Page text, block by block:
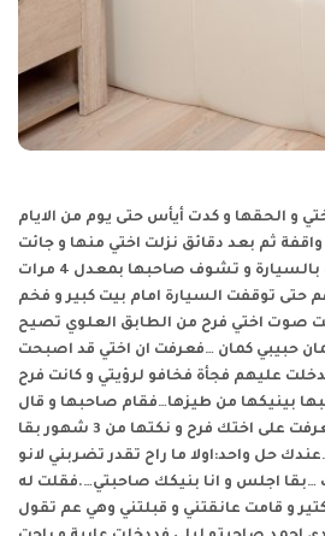
و الحقها و كدت أيأس حتى يوم من الايام
ثم بعد دقائق نزلت اختي منها و جائت
المنزل و صارت تروح تركب بالسيارة و تشوف صاحبها بمعدل 4 مرات
حتى توقفت السيارة امام بيت كبير و فخم
صوت اختي فرح من الطابق العلوي تصيح
حبيبي كمان …فعرفت ان اختي قد اصبحت
عليهم فجأة فخافو لرؤيتي و كانت فرح
بينيكها من طيزها…فقام صاحبها و قال
:مرحبا انا اسمي احمد و اتعرفت على اختك فرح و نكتها من 3 شهور بقا
حل واحد:اولا ما راح تقدر تضربني لانو
…بقا اجلس و انا بنيكك صاحبتي….فقلت له
و قامت عانقتني و قبلتني وهي عم تقول